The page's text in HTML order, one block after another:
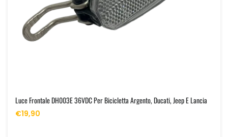
Luce Frontale DH003E 36VDC Per Bicicletta Argento, Ducati, Jeep E Lancia
€19,90